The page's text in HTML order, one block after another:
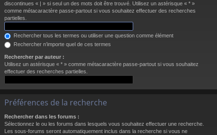
discontinues « | » si seul un des mots doit être trouvé. Utilisez un astérisque « * »
comme métacaractère passe-partout si vous souhaitez effectuer des recherches
partielles.
Rechercher tous les termes ou utiliser une question comme élément
Rechercher n’importe quel de ces termes
Rechercher par auteur :
Utilisez un astérisque « * » comme métacaractère passe-partout si vous souhaitez
effectuer des recherches partielles.
Préférences de la recherche
Rechercher dans les forums :
Sélectionnez le ou les forums dans lesquels vous souhaitez effectuer une recherche.
Les sous-forums seront automatiquement inclus dans la recherche si vous ne